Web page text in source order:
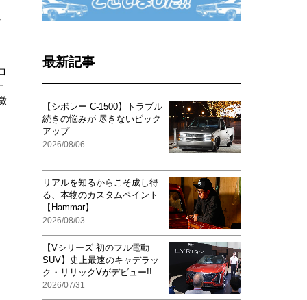
最新記事
【シボレー C-1500】トラブル
続きの悩みが 尽きないピック
アップ
2026/08/06
リアルを知るからこそ成し得
る、本物のカスタムペイント
【Hammar】
2026/08/03
【Vシリーズ 初のフル電動
SUV】史上最速のキャデラッ
ク・リリックVがデビュー!!
2026/07/31